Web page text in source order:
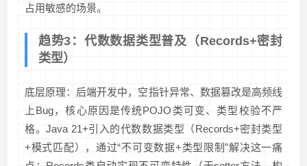
占用敏感的场景。
趋势3：代数数据类型普及（Records+密封
类型）
底层原理：后端开发中，空指针异常、数据篡改是高频线
上Bug，核心原因是传统POJO类可变、类型校验不严
格。Java 21+引入的代数数据类型（Records+密封类型
+模式匹配），通过“不可变数据+类型限制”解决这一痛